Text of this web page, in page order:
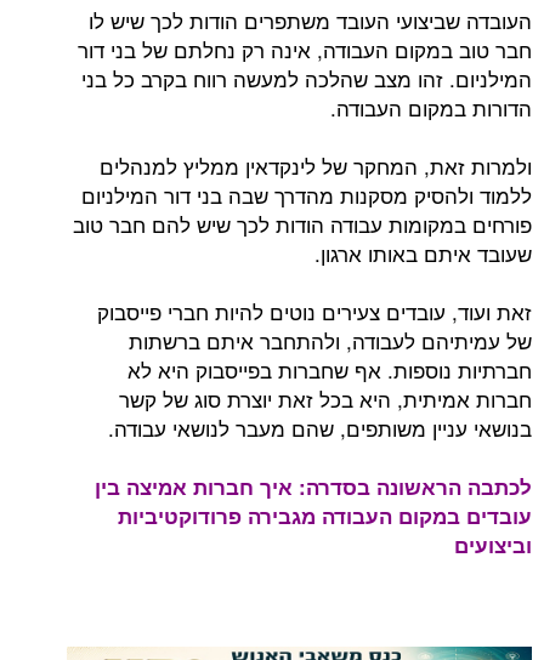
העובדה שביצועי העובד משתפרים הודות לכך שיש לו
חבר טוב במקום העבודה, אינה רק נחלתם של בני דור
המילניום. זהו מצב שהלכה למעשה רווח בקרב כל בני
הדורות במקום העבודה.
ולמרות זאת, המחקר של לינקדאין ממליץ למנהלים
ללמוד ולהסיק מסקנות מהדרך שבה בני דור המילניום
פורחים במקומות עבודה הודות לכך שיש להם חבר טוב
שעובד איתם באותו ארגון.
זאת ועוד, עובדים צעירים נוטים להיות חברי פייסבוק
של עמיתיהם לעבודה, ולהתחבר איתם ברשתות
חברתיות נוספות. אף שחברות בפייסבוק היא לא
חברות אמיתית, היא בכל זאת יוצרת סוג של קשר
בנושאי עניין משותפים, שהם מעבר לנושאי עבודה.
לכתבה הראשונה בסדרה: איך חברות אמיצה בין
עובדים במקום העבודה מגבירה פרודוקטיביות
וביצועים